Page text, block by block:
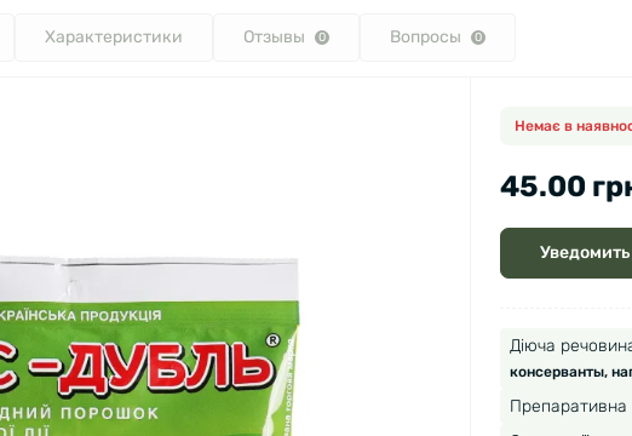
Характеристики Отзывы 0 Вопросы 0
Немає в
45.00
Діюча
консерванты,